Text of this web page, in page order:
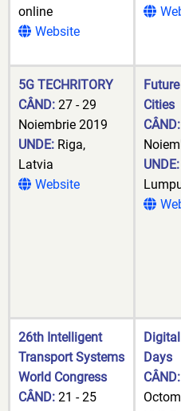
online
Website
5G TECHRITORY
CÂND: 27 - 29
Noiembrie 2019
UNDE: Riga,
Latvia
Website
Cities
CÂND:
UNDE:
26th Intelligent
Transport Systems
World Congress
CÂND: 21 - 25
Days
CÂND: